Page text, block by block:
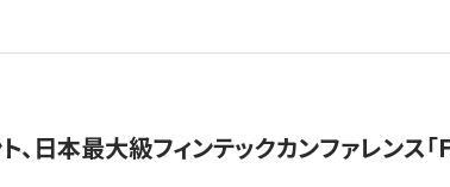
、日本最大級フィンテックカンファレン